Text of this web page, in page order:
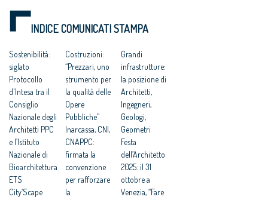
l’accordo con
Indire
Bauhaus: Von
der Leyen,
“importante il
contributo
degli Architetti
e della
Architettura”
RIMANDATA,FA
CORRERE LE
IDEE
INDICE COMUNICATI STAMPA
Sostenibilità:
siglato
Protocollo
d'Intesa tra il
Consiglio
Nazionale degli
Architetti PPC
e l’Istituto
Nazionale di
Bioarchitettura
ETS
City’Scape
Costruzioni:
“Prezzari, uno
strumento per
la qualità delle
Opere
Pubbliche”
Inarcassa, CNI,
CNAPPC:
firmata la
convenzione
per rafforzare
la
Grandi
infrastrutture:
la posizione di
Architetti,
Ingegneri,
Geologi,
Geometri
Festa
dell’Architetto
2025: il 31
ottobre a
Venezia, “Fare